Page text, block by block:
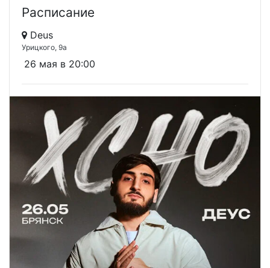
Расписание
Deus
Урицкого, 9а
26 мая в 20:00